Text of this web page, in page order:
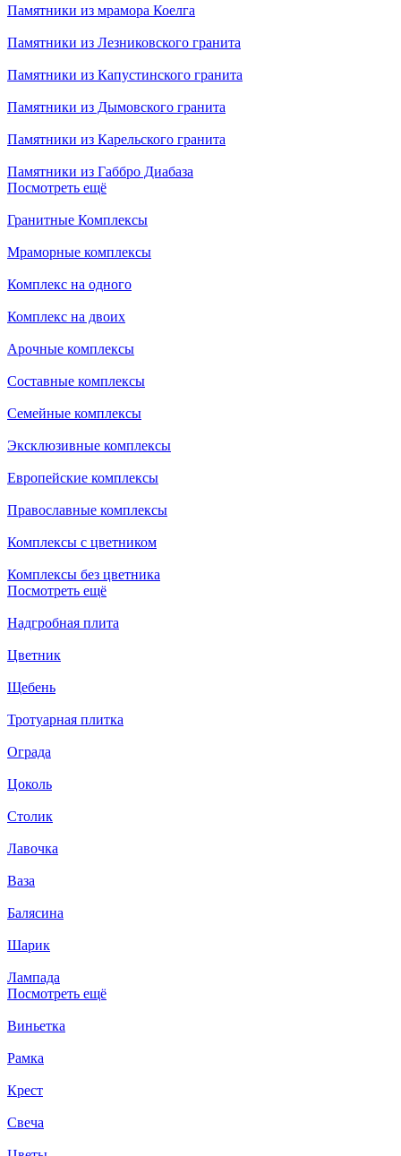
Памятники из мрамора Коелга
Памятники из Лезниковского гранита
Памятники из Капустинского гранита
Памятники из Дымовского гранита
Памятники из Карельского гранита
Памятники из Габбро Диабаза
Посмотреть ещё
Гранитные Комплексы
Мраморные комплексы
Комплекс на одного
Комплекс на двоих
Арочные комплексы
Составные комплексы
Семейные комплексы
Эксклюзивные комплексы
Европейские комплексы
Православные комплексы
Комплексы с цветником
Комплексы без цветника
Посмотреть ещё
Надгробная плита
Цветник
Щебень
Тротуарная плитка
Ограда
Цоколь
Столик
Лавочка
Ваза
Балясина
Шарик
Лампада
Посмотреть ещё
Виньетка
Рамка
Крест
Свеча